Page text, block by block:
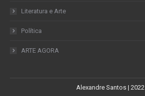
Literatura e Arte
Política
ARTE AGORA
Alexandre Santos | 2022